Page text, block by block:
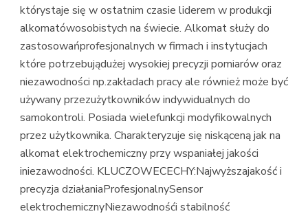
którystaje się w ostatnim czasie liderem w produkcji
alkomatówosobistych na świecie. Alkomat służy do
zastosowańprofesjonalnych w firmach i instytucjach
które potrzebujądużej wysokiej precyzji pomiarów oraz
niezawodności np.zakładach pracy ale również może być
używany przezużytkowników indywidualnych do
samokontroli. Posiada wielefunkcji modyfikowalnych
przez użytkownika. Charakteryzuje się niskąceną jak na
alkomat elektrochemiczny przy wspaniałej jakości
iniezawodności. KLUCZOWECECHY:Najwyższajakość i
precyzja działaniaProfesjonalnySensor
elektrochemicznyNiezawodnośći stabilność